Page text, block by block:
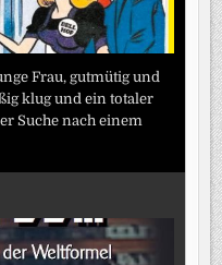
Frau, gutmütig und
klug und ein totaler
Suche nach einem